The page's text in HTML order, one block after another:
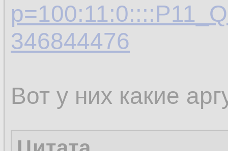
346844476
Вот у них какие